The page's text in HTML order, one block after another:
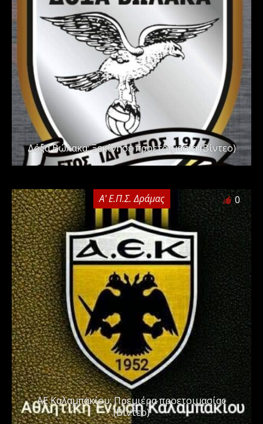
Δόξα Βώλακα: Ξεκίνησε προετοιμασία (Βίντεο)
Α' Ε.Π.Σ. Δράμας 0
ΑΕ Καλαμπακίου: Πρεμιέρα προετοιμασίας
(Βίντεο)